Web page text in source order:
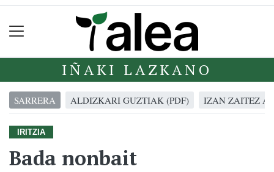
IÑAKI LAZKANO
SARRERA ALDIZKARI GUZTIAK (PDF) IZAN ZAITEZ
IRITZIA
Bada nonbait